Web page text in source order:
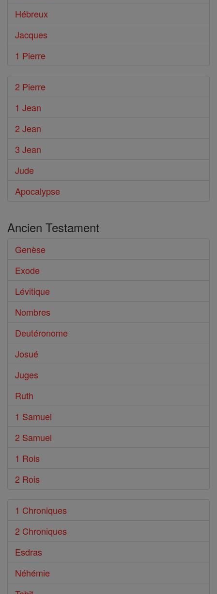
Hébreux
Jacques
1 Pierre
2 Pierre
1 Jean
2 Jean
3 Jean
Jude
Apocalypse
Ancien Testament
Genèse
Exode
Lévitique
Nombres
Deutéronome
Josué
Juges
Ruth
1 Samuel
2 Samuel
1 Rois
2 Rois
1 Chroniques
2 Chroniques
Esdras
Néhémie